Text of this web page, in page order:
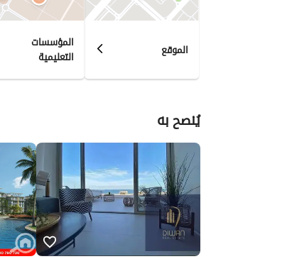
الموقع المؤسسات
التعليمية
يُنصح به